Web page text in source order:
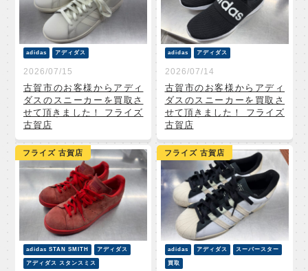
adidas アディダス
2026/07/15
古賀市のお客様からアディ
ダスのスニーカーを買取さ
せて頂きました！ フライズ
古賀店
adidas アディダス
2026/07/14
古賀市のお客様からアディ
ダスのスニーカーを買取さ
せて頂きました！ フライズ
古賀店
フライズ 古賀店
adidas STAN SMITH アディダス
アディダス スタンスミス
フライズ 古賀店
adidas アディダス スーパースター
買取